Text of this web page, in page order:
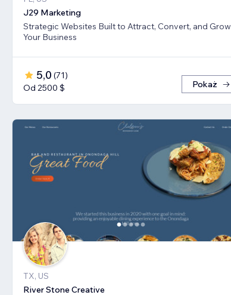
J29 Marketing
Strategic Websites Built to Attract, Convert, and Grow
Your Business
5,0 (71)
Od 2500 $
Pokaż
TX, US
River Stone Creative